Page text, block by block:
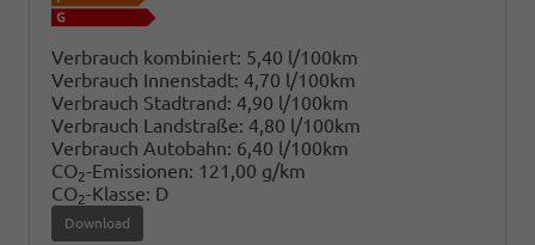
Verbrauch kombiniert: 5,40 l/100km
Verbrauch Innenstadt: 4,70 l/100km
Verbrauch Stadtrand: 4,90 l/100km
Verbrauch Landstraße: 4,80 l/100km
Verbrauch Autobahn: 6,40 l/100km
CO2-Emissionen: 121,00 g/km
CO2-Klasse: D
Download